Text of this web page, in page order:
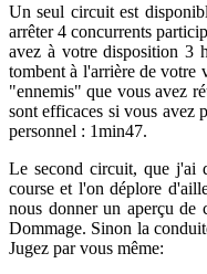
Un seul circuit est
arrêter 4 concurrents
avez à votre disposition 3
tombent à l'arrière de votre
"ennemis" que vous avez
sont efficaces si vous avez
personnel : 1min47.
Le second circuit, que j'ai
course et l'on déplore
nous donner un aperçu de
Dommage. Sinon la
Jugez par vous même: